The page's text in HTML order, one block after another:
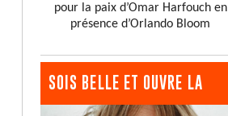
pour la paix d’Omar Harfouch en
présence d’Orlando Bloom
SOIS BELLE ET OUVRE LA